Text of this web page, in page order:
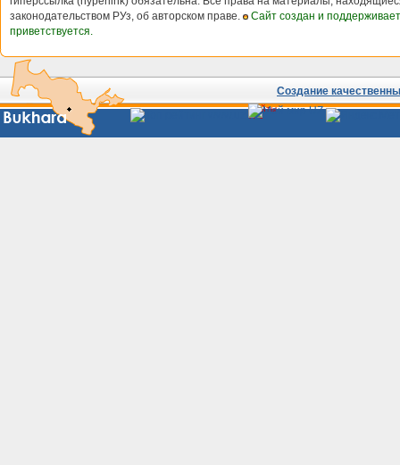
законодательством РУз, об авторском праве.
Сайт создан и
приветствуется.
Создание
Сайты
Узбекистана